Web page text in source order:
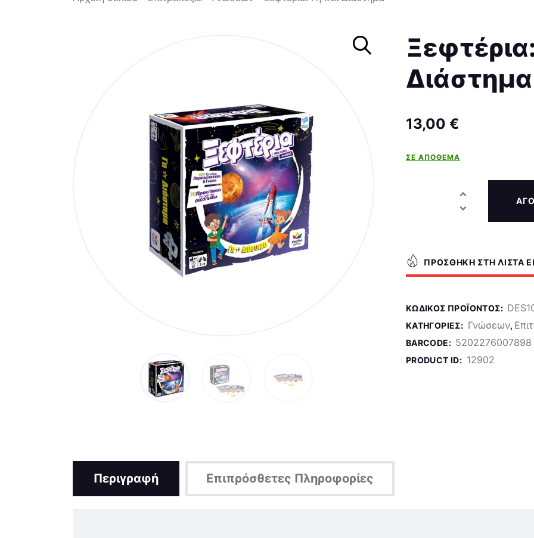
Διάστημα
13,00 €
ΣΕ ΑΠΌΘΕΜΑ
ΠΡΟΣΘΉΚΗ ΣΤΗ ΛΊΣΤΑ
ΚΩΔΙΚΌΣ ΠΡΟΪΌΝΤΟΣ:
ΚΑΤΗΓΟΡΊΕΣ: Γνώσεων,
BARCODE: 5202276007898
PRODUCT ID: 12902
Περιγραφή Επιπρόσθετες Πληροφορίες